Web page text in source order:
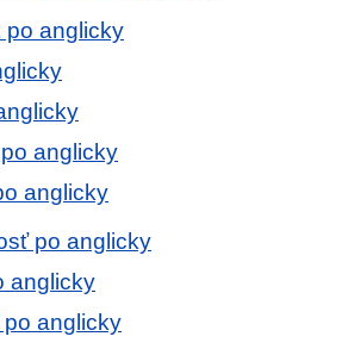
anglicky
anglicky
anglicky
po anglicky
anglicky
anglicky